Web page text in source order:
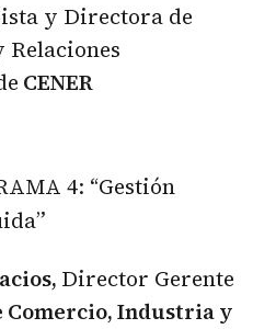
y Directora de
Relaciones
CENER
4: “Gestión
Director Gerente
Comercio, Industria y